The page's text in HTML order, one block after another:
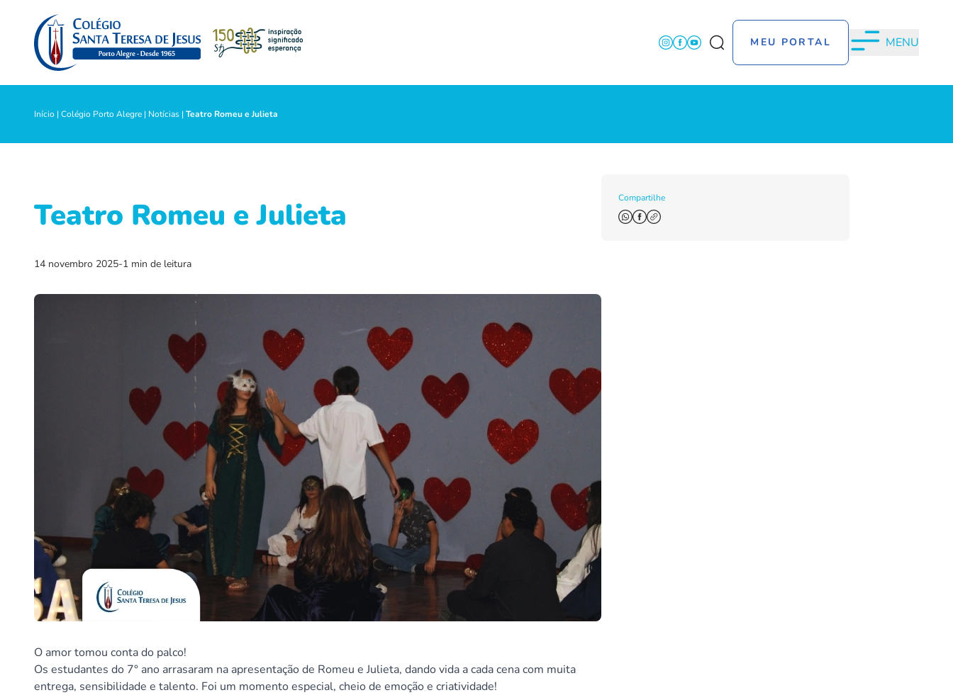
MEU PORTAL MENU
Início | Colégio Porto Alegre | Notícias | Teatro Romeu e Julieta
Teatro Romeu e Julieta
14 novembro 2025-1 min de leitura
O amor tomou conta do palco!
Os estudantes do 7° ano arrasaram na apresentação de Romeu e Julieta, dando vida a cada cena com muita
entrega, sensibilidade e talento. Foi um momento especial, cheio de emoção e criatividade!
Compartilhe